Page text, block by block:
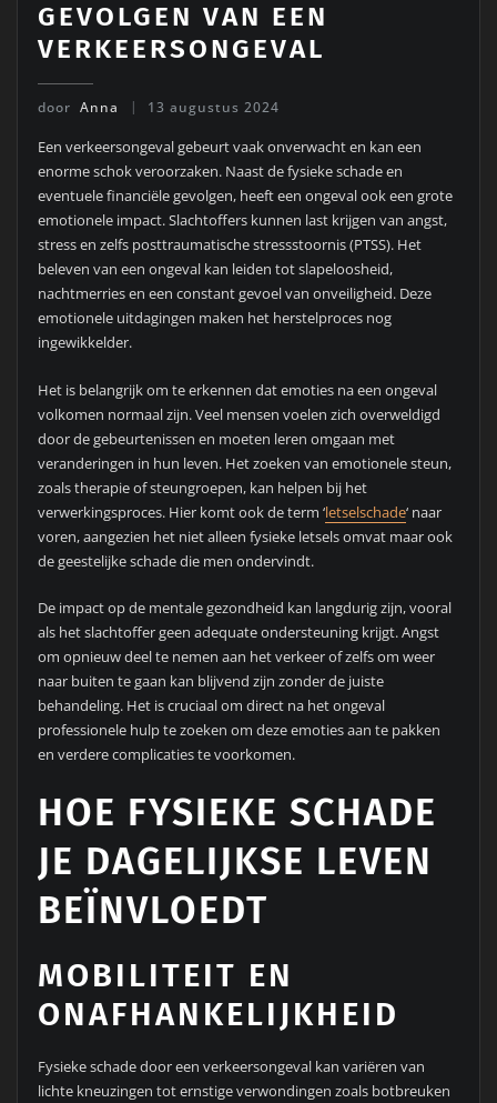
GEVOLGEN VAN EEN
VERKEERSONGEVAL
door Anna 13 augustus 2024
Een verkeersongeval gebeurt vaak onverwacht en kan een
enorme schok veroorzaken. Naast de fysieke schade en
eventuele financiële gevolgen, heeft een ongeval ook een grote
emotionele impact. Slachtoffers kunnen last krijgen van angst,
stress en zelfs posttraumatische stressstoornis (PTSS). Het
beleven van een ongeval kan leiden tot slapeloosheid,
nachtmerries en een constant gevoel van onveiligheid. Deze
emotionele uitdagingen maken het herstelproces nog
ingewikkelder.
Het is belangrijk om te erkennen dat emoties na een ongeval
volkomen normaal zijn. Veel mensen voelen zich overweldigd
door de gebeurtenissen en moeten leren omgaan met
veranderingen in hun leven. Het zoeken van emotionele steun,
zoals therapie of steungroepen, kan helpen bij het
verwerkingsproces. Hier komt ook de term ‘letselschade‘ naar
voren, aangezien het niet alleen fysieke letsels omvat maar ook
de geestelijke schade die men ondervindt.
De impact op de mentale gezondheid kan langdurig zijn, vooral
als het slachtoffer geen adequate ondersteuning krijgt. Angst
om opnieuw deel te nemen aan het verkeer of zelfs om weer
naar buiten te gaan kan blijvend zijn zonder de juiste
behandeling. Het is cruciaal om direct na het ongeval
professionele hulp te zoeken om deze emoties aan te pakken
en verdere complicaties te voorkomen.
HOE FYSIEKE SCHADE
JE DAGELIJKSE LEVEN
BEÏNVLOEDT
MOBILITEIT EN
ONAFHANKELIJKHEID
Fysieke schade door een verkeersongeval kan variëren van
lichte kneuzingen tot ernstige verwondingen zoals botbreuken